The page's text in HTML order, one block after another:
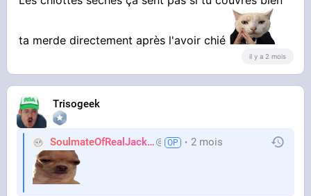
ta merde directement après l'avoir chié
il y a 2 mois
Trisogeek
SoulmateOfRealJackie AdiosJVC2 mois